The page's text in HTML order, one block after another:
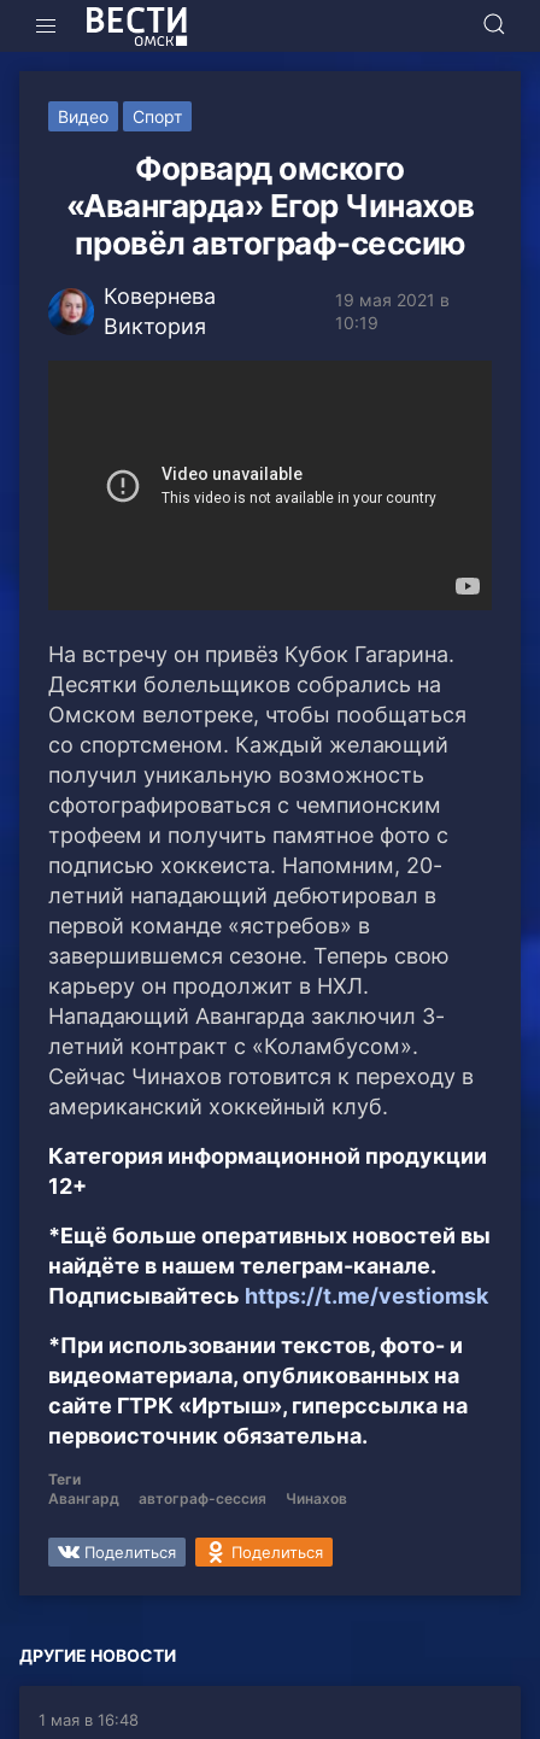
Видео Спорт
Форвард омского
«Авангарда» Егор Чинахов
провёл автограф-сессию
Ковернева
Виктория
19 мая 2021 в
10:19
На встречу он привёз Кубок Гагарина.
Десятки болельщиков собрались на
Омском велотреке, чтобы пообщаться
со спортсменом. Каждый желающий
получил уникальную возможность
сфотографироваться с чемпионским
трофеем и получить памятное фото с
подписью хоккеиста. Напомним, 20-
летний нападающий дебютировал в
первой команде «ястребов» в
завершившемся сезоне. Теперь свою
карьеру он продолжит в НХЛ.
Нападающий Авангарда заключил 3-
летний контракт с «Коламбусом».
Сейчас Чинахов готовится к переходу в
американский хоккейный клуб.
Категория информационной продукции
12+
*Ещё больше оперативных новостей вы
найдёте в нашем телеграм-канале.
Подписывайтесь https://t.me/vestiomsk
*При использовании текстов, фото- и
видеоматериала, опубликованных на
сайте ГТРК «Иртыш», гиперссылка на
первоисточник обязательна.
Теги
Авангард
автограф-сессия Чинахов
Поделиться Поделиться
ДРУГИЕ НОВОСТИ
1 мая в 16:48